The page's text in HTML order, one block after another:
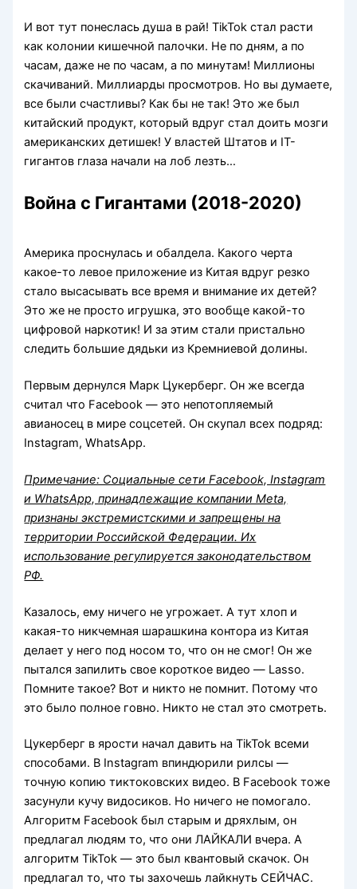
И вот тут понеслась душа в рай! TikTok стал расти
как колонии кишечной палочки. Не по дням, а по
часам, даже не по часам, а по минутам! Миллионы
скачиваний. Миллиарды просмотров. Но вы думаете,
все были счастливы? Как бы не так! Это же был
китайский продукт, который вдруг стал доить мозги
американских детишек! У властей Штатов и IT-
гигантов глаза начали на лоб лезть…
Война с Гигантами (2018-2020)
Америка проснулась и обалдела. Какого черта
какое-то левое приложение из Китая вдруг резко
стало высасывать все время и внимание их детей?
Это же не просто игрушка, это вообще какой-то
цифровой наркотик! И за этим стали пристально
следить большие дядьки из Кремниевой долины.
Первым дернулся Марк Цукерберг. Он же всегда
считал что Facebook — это непотопляемый
авианосец в мире соцсетей. Он скупал всех подряд:
Instagram, WhatsApp.
Примечание: Социальные сети Facebook, Instagram
и WhatsApp, принадлежащие компании Meta,
признаны экстремистскими и запрещены на
территории Российской Федерации. Их
использование регулируется законодательством
РФ.
Казалось, ему ничего не угрожает. А тут хлоп и
какая-то никчемная шарашкина контора из Китая
делает у него под носом то, что он не смог! Он же
пытался запилить свое короткое видео — Lasso.
Помните такое? Вот и никто не помнит. Потому что
это было полное говно. Никто не стал это смотреть.
Цукерберг в ярости начал давить на TikTok всеми
способами. В Instagram впиндюрили рилсы —
точную копию тиктоковских видео. В Facebook тоже
засунули кучу видосиков. Но ничего не помогало.
Алгоритм Facebook был старым и дряхлым, он
предлагал людям то, что они ЛАЙКАЛИ вчера. А
алгоритм TikTok — это был квантовый скачок. Он
предлагал то, что ты захочешь лайкнуть СЕЙЧАС.